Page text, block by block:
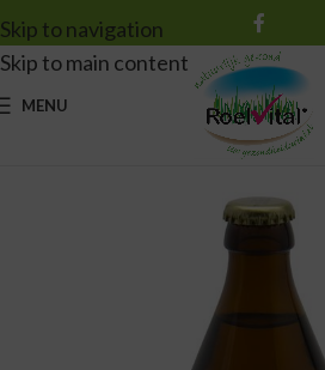
Skip to navigation
Skip to main content
MENU